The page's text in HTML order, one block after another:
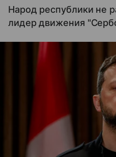
Народ республики не
лидер движения